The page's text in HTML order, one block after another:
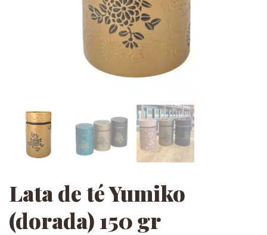
Lata de té Yumiko
(dorada) 150 gr